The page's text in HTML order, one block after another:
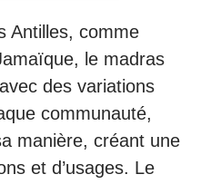
Antilles, comme
le madras
des variations
communauté,
manière, créant une
et d’usages. Le